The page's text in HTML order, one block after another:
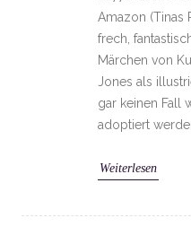
Amazon (Tinas
frech,
Märchen von
Jones als
gar keinen Fall
adoptiert
Weiterlesen